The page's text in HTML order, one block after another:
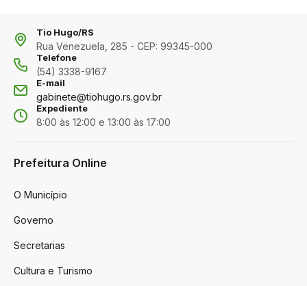
Tio Hugo/RS
Rua Venezuela, 285 - CEP: 99345-000
Telefone
(54) 3338-9167
E-mail
gabinete@tiohugo.rs.gov.br
Expediente
8:00 às 12:00 e 13:00 às 17:00
Prefeitura Online
O Município
Governo
Secretarias
Cultura e Turismo